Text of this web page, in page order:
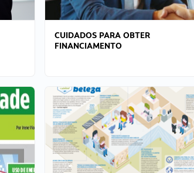
CUIDADOS PARA OBTER
FINANCIAMENTO